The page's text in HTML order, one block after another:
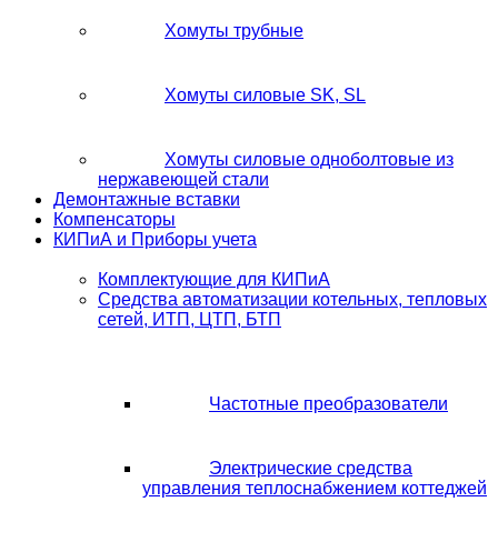
Хомуты трубные
Хомуты силовые SK, SL
Хомуты силовые одноболтовые из
нержавеющей стали
Демонтажные вставки
Компенсаторы
КИПиА и Приборы учета
Комплектующие для КИПиА
Средства автоматизации котельных, тепловых
сетей, ИТП, ЦТП, БТП
Частотные преобразователи
Электрические средства
управления теплоснабжением коттеджей